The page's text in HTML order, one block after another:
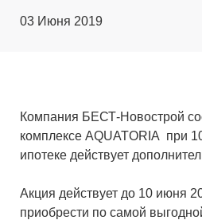
03 Июня 2019
Компания БЕСТ-Новострой
комплексе AQUATORIA при
ипотеке действует
Акция действует до 10 июня
приобрести по самой